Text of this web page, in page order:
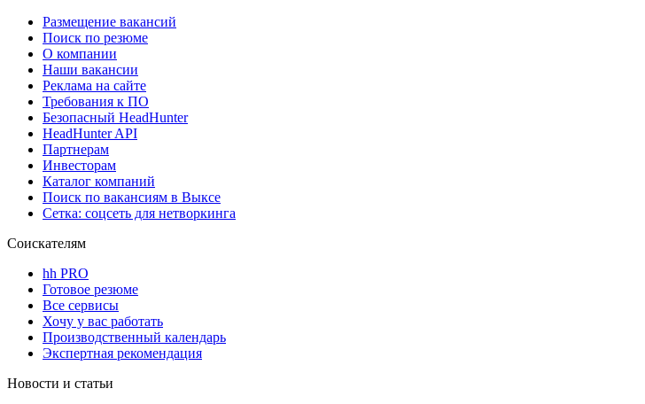
Размещение вакансий
Поиск по резюме
О компании
Наши вакансии
Реклама на сайте
Требования к ПО
Безопасный HeadHunter
HeadHunter API
Партнерам
Инвесторам
Каталог компаний
Поиск по вакансиям в Выксе
Сетка: соцсеть для нетворкинга
Соискателям
hh PRO
Готовое резюме
Все сервисы
Хочу у вас работать
Производственный календарь
Экспертная рекомендация
Новости и статьи